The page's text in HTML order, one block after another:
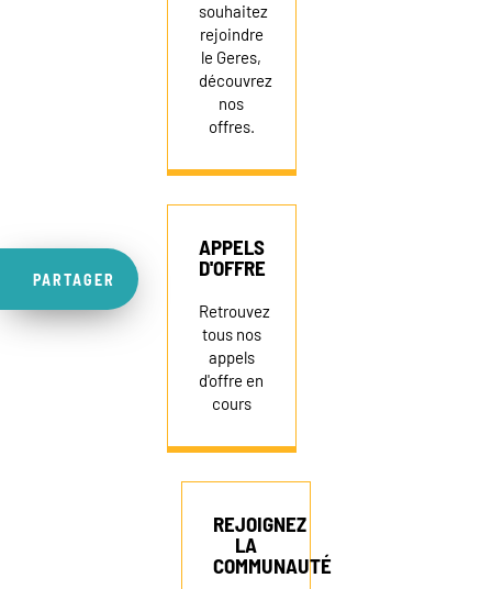
PARTAGER
souhaitez
rejoindre
le Geres,
découvrez
nos
offres.
APPELS
D'OFFRE
Retrouvez
tous nos
appels
d'offre en
cours
REJOIGNEZ
LA
COMMUNAUTÉ